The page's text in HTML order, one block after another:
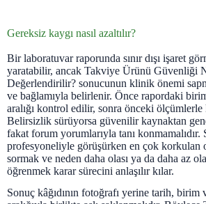
Gereksiz kaygı nasıl azaltılır?
Bir laboratuvar raporunda sınır dışı işaret
yaratabilir, ancak Takviye Ürünü Güvenliği
Değerlendirilir? sonucunun klinik önemi
ve bağlamıyla belirlenir. Önce rapordaki
aralığı kontrol edilir, sonra önceki ölçümlerle
Belirsizlik sürüyorsa güvenilir kaynaktan
fakat forum yorumlarıyla tanı konmamalıdır.
profesyoneliyle görüşürken en çok korkulan
sormak ve neden daha olası ya da daha az
öğrenmek karar sürecini anlaşılır kılar.
Sonuç kâğıdının fotoğrafı yerine tarih, birim